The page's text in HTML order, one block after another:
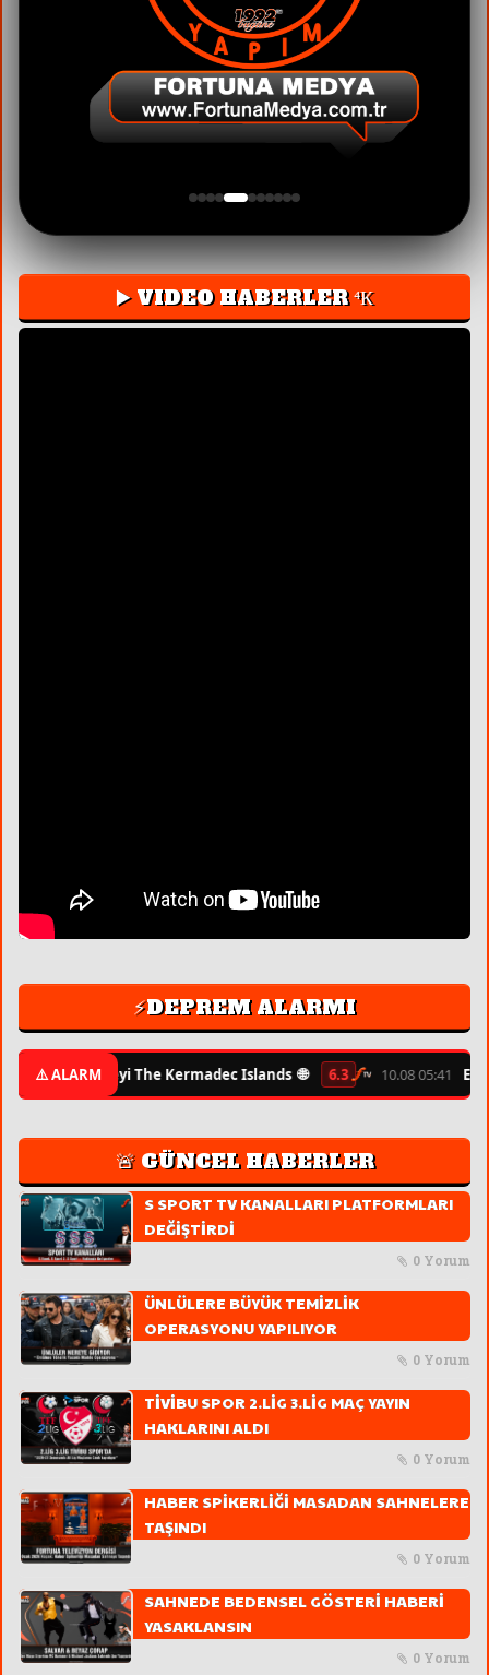
▶️ VIDEO HABERLER ⁴К
⚡DEPREM ALARMI
⚠️ ALARM
07:43 Güneyi The Kermadec Islands 🌐 6.3 10.08 05:41 East
🚨 GÜNCEL HABERLER
S SPORT TV KANALLARI PLATFORMLARI
DEĞİŞTİRDİ
0 Yorum
ÜNLÜLERE BÜYÜK TEMİZLİK
OPERASYONU YAPILIYOR
0 Yorum
TİVİBU SPOR 2.LİG 3.LİG MAÇ YAYIN
HAKLARINI ALDI
0 Yorum
HABER SPİKERLİĞİ MASADAN SAHNELERE
TAŞINDI
0 Yorum
SAHNEDE BEDENSEL GÖSTERİ HABERİ
YASAKLANSIN
0 Yorum